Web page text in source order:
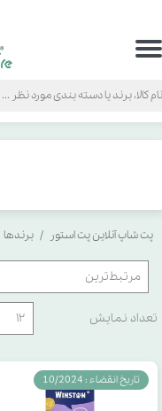
حساب کاربری من
سفارشات
پت شاپ آنلاین پت استور برندها
مرتبط‌ترین
تعداد نمایش ۱۲
تاریخ انقضاء : 10/2024